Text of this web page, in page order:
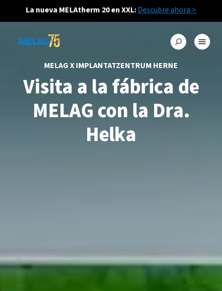
La nueva MELAtherm 20 en XXL:Descubre ahora >
MELAG X IMPLANTATZENTRUM HERNE
Visita a la fábrica de
MELAG con la Dra.
Helka